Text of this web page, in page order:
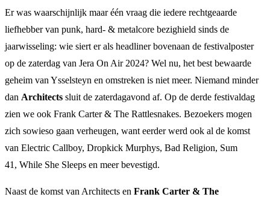
Er was waarschijnlijk maar één vraag die iedere rechtgeaarde
liefhebber van punk, hard- & metalcore bezighield sinds de
jaarwisseling: wie siert er als headliner bovenaan de festivalposter
op de zaterdag van Jera On Air 2024? Wel nu, het best bewaarde
geheim van Ysselsteyn en omstreken is niet meer. Niemand minder
dan Architects sluit de zaterdagavond af. Op de derde festivaldag
zien we ook Frank Carter & The Rattlesnakes. Bezoekers mogen
zich sowieso gaan verheugen, want eerder werd ook al de komst
van Electric Callboy, Dropkick Murphys, Bad Religion, Sum
41, While She Sleeps en meer bevestigd.
Naast de komst van Architects en Frank Carter & The